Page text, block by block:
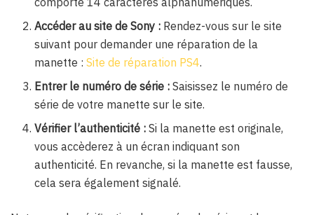
Accéder au site de Sony : Rendez-vous sur le site
suivant pour demander une réparation de la
manette :Site de réparation PS4.
Entrer le numéro de série : Saisissez le numéro de
série de votre manette sur le site.
Vérifier l’authenticité : Si la manette est originale,
vous accèderez à un écran indiquant son
authenticité. En revanche, si la manette est fausse,
cela sera également signalé.